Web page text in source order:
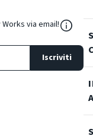
via email!
Iscriviti